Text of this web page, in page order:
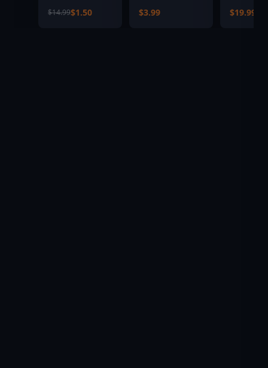
$14.99$1.50
Classics)
$3.99
Edition
$19.99